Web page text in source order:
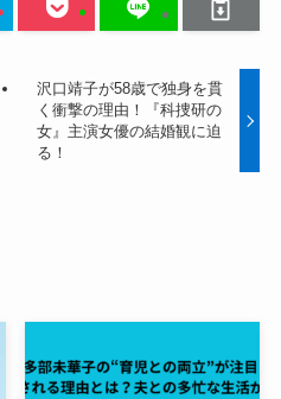
沢口靖子が58歳で独身を貫
く衝撃の理由！『科捜研の
女』主演女優の結婚観に迫
る！